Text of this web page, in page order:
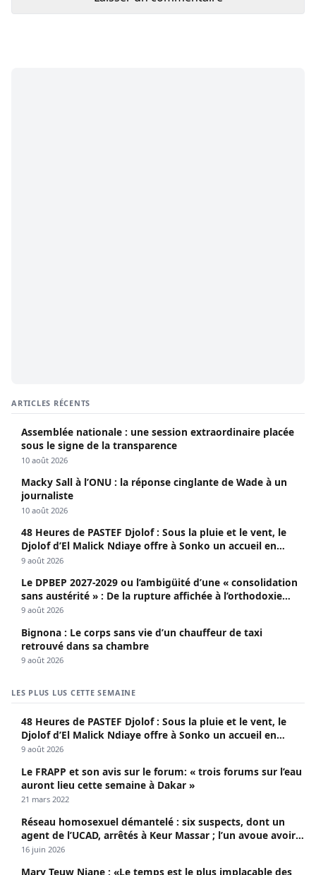
ARTICLES RÉCENTS
Assemblée nationale : une session extraordinaire placée
sous le signe de la transparence
10 août 2026
Macky Sall à l’ONU : la réponse cinglante de Wade à un
journaliste
10 août 2026
48 Heures de PASTEF Djolof : Sous la pluie et le vent, le
Djolof d’El Malick Ndiaye offre à Sonko un accueil en
apothéose
9 août 2026
Le DPBEP 2027-2029 ou l’ambigüité d’une « consolidation
sans austérité » : De la rupture affichée à l’orthodoxie
budgétaire, une analyse critique de la trajectoire
9 août 2026
Bignona : Le corps sans vie d’un chauffeur de taxi
retrouvé dans sa chambre
9 août 2026
LES PLUS LUS CETTE SEMAINE
48 Heures de PASTEF Djolof : Sous la pluie et le vent, le
Djolof d’El Malick Ndiaye offre à Sonko un accueil en
apothéose
9 août 2026
Le FRAPP et son avis sur le forum: « trois forums sur l’eau
auront lieu cette semaine à Dakar »
21 mars 2022
Réseau homosexuel démantelé : six suspects, dont un
agent de l’UCAD, arrêtés à Keur Massar ; l’un avoue avoir
propagé le VIH depuis 2018
16 juin 2026
Mary Teuw Niane : «Le temps est le plus implacable des